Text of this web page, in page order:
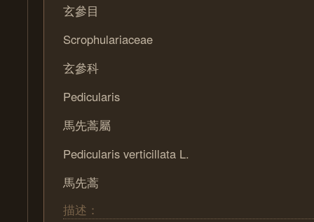
玄參目
Scrophulariaceae
玄參科
Pedicularis
馬先蒿屬
Pedicularis verticillata L.
馬先蒿
描述：